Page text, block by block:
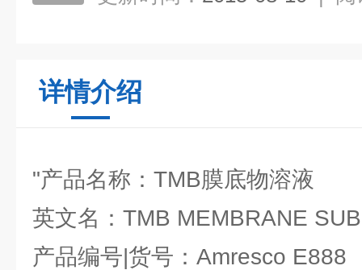
详情介绍
"产品名称：TMB膜底物溶液
英文名：TMB MEMBRANE
产品编号|货号：Amresco E888